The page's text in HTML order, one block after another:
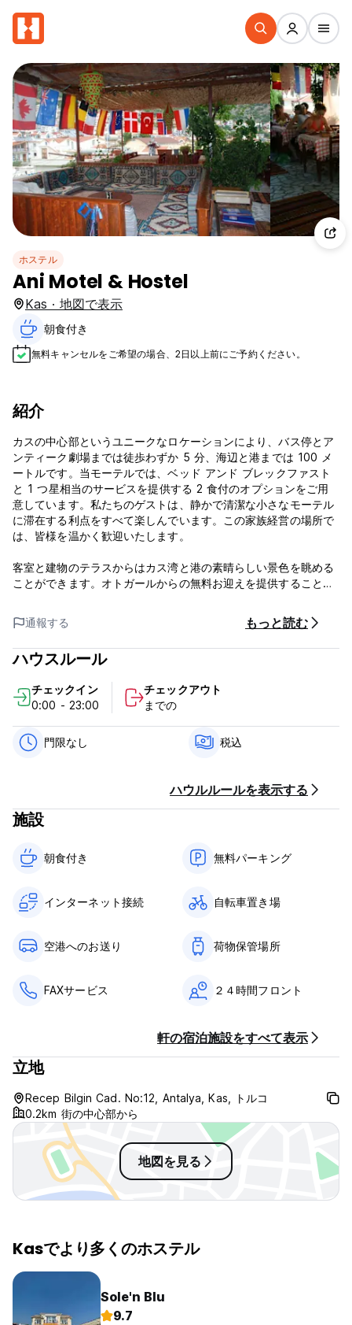
ホステル
Ani Motel & Hostel
Kas · 地図で表示
朝食付き‎
無料キャンセルをご希望の場合、2日以上前にご予約ください。
紹介
カスの中心部というユニークなロケーションにより、バス停とア
ンティーク劇場までは徒歩わずか 5 分、海辺と港までは 100 メ
ートルです。当モーテルでは、ベッド アンド ブレックファスト
と 1 つ星相当のサービスを提供する 2 食付のオプションをご用
意しています。私たちのゲストは、静かで清潔な小さなモーテル
に滞在する利点をすべて楽しんでいます。この家族経営の場所で
は、皆様を温かく歓迎いたします。
客室と建物のテラスからはカス湾と港の素晴らしい景色を眺める
ことができます。オトガールからの無料お迎えを提供すること
負担します。
到着時に無料のドリンクを提供しており、2泊滞在して食事をす
ると、3泊目の夕食が無料になります。ベジタリアンメニューを
モーテルではエンターテイメントとして、最新の映画や音楽を豊
富に取り揃え、衛星テレビや無料の書籍交換もご用意していま
す。
過ごしください。 (Auto-translated from original language)
通報する もっと読む
ハウスルール
チェックイン
0:00 - 23:00
チェックアウト
までの
門限なし 税込
ハウルルールを表示する
施設
朝食付き‎ 無料パーキング
インターネット接続 自転車置き場
空港へのお送り 荷物保管場所
FAXサービス ２４時間フロント
軒の宿泊施設をすべて表示
立地
Recep Bilgin Cad. No:12, Antalya, Kas, トルコ
0.2km 街の中心部から
地図を見る
Kasでより多くのホステル
Sole'n Blu
9.7